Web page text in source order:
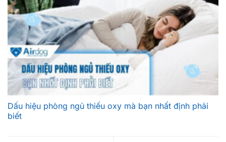
Dấu hiệu phòng ngủ thiếu oxy mà bạn nhất định phải
biết